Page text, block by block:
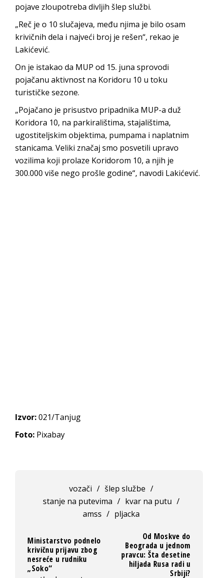
pojave zloupotreba divljih šlep službi.
„Reč je o 10 slučajeva, među njima je bilo osam
krivičnih dela i najveći broj je rešen“, rekao je
Lakićević.
On je istakao da MUP od 15. juna sprovodi
pojačanu aktivnost na Koridoru 10 u toku
turističke sezone.
„Pojačano je prisustvo pripadnika MUP-a duž
Koridora 10, na parkiralištima, stajalištima,
ugostiteljskim objektima, pumpama i naplatnim
stanicama. Veliki značaj smo posvetili upravo
vozilima koji prolaze Koridorom 10, a njih je
300.000 više nego prošle godine“, navodi Lakićević.
Izvor:021/Tanjug
Foto: Pixabay
vozači / šlep službe /
stanje na putevima / kvar na putu /
amss / pljacka
Ministarstvo podnelo
krivičnu prijavu zbog
nesreće u rudniku
„Soko“
Od Moskve do
Beograda u jednom
pravcu: Šta desetine
hiljada Rusa radi u
Srbiji?